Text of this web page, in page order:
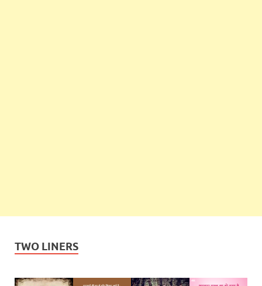
TWO LINERS